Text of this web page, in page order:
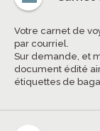
Votre carnet de
par courriel.
Sur demande, et
document édité
étiquettes de